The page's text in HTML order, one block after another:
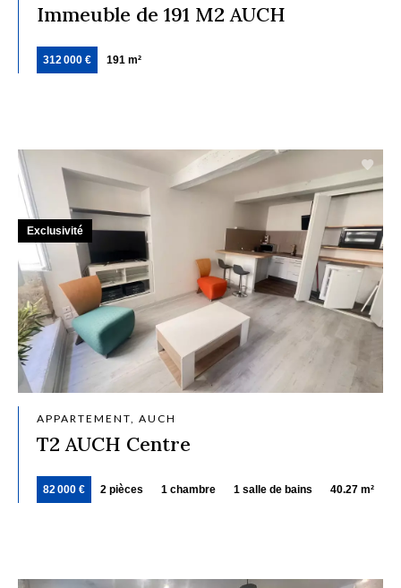
Immeuble de 191 M2 AUCH
312 000 € 191 m²
APPARTEMENT, AUCH
T2 AUCH Centre
82 000 € 2 pièces 1 chambre 1 salle de bains 40.27 m²
Exclusivité